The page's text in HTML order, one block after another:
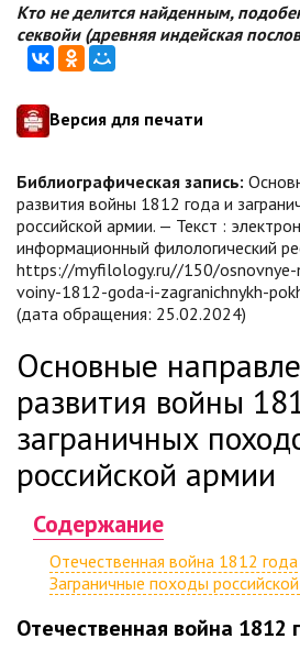
Кто не делится найденным,
секвойи (древняя индейская
Версия для печати
Библиографическая запись:
развития войны 1812 года и
российской армии. — Текст :
информационный филологический
https://myfilology.ru//150/osnovnye-
voiny-1812-goda-i-zagranichnykh-
(дата обращения: 25.02.2024)
Основные
развития войны
заграничных
российской армии
Содержание
Отечественная война 1812 года
Заграничные походы
Отечественная война 1812